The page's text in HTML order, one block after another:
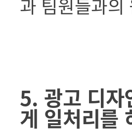
과 팀원들과
5. 광고 디자
게 일처리를